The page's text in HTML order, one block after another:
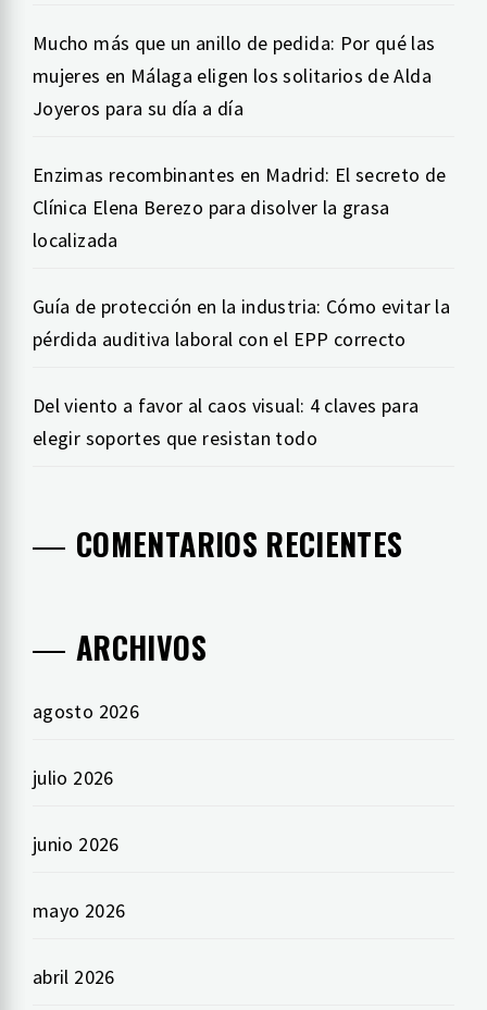
Mucho más que un anillo de pedida: Por qué las
mujeres en Málaga eligen los solitarios de Alda
Joyeros para su día a día
Enzimas recombinantes en Madrid: El secreto de
Clínica Elena Berezo para disolver la grasa
localizada
Guía de protección en la industria: Cómo evitar la
pérdida auditiva laboral con el EPP correcto
Del viento a favor al caos visual: 4 claves para
elegir soportes que resistan todo
COMENTARIOS RECIENTES
ARCHIVOS
agosto 2026
julio 2026
junio 2026
mayo 2026
abril 2026